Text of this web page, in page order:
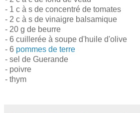
- 1 c à s de concentré de tomates
- 2 c à s de vinaigre balsamique
- 20 g de beurre
- 6 cuillerée à soupe d'huile d'olive
- 6 pommes de terre
- sel de Guerande
- poivre
- thym